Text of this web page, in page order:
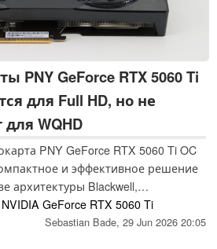
PNY GeForce RTX 5060 Ti
для Full HD, но не
WQHD
PNY GeForce RTX 5060 Ti OC
и эффективное решение
архитектуры Blackwell,
игр в разрешении
такие как DLSS 4 и Multi
GeForce RTX 5060 Ti
Sebastian Bade, 29 Jun 2026 20:05